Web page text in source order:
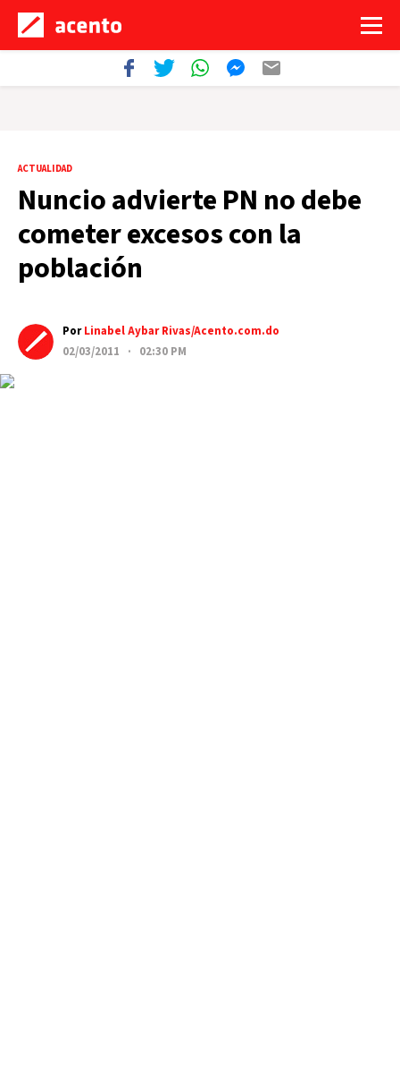
ACTUALIDAD
Nuncio advierte PN no debe
cometer excesos con la
población
PorLinabel Aybar Rivas/Acento.com.do
02/03/2011 · 02:30 PM